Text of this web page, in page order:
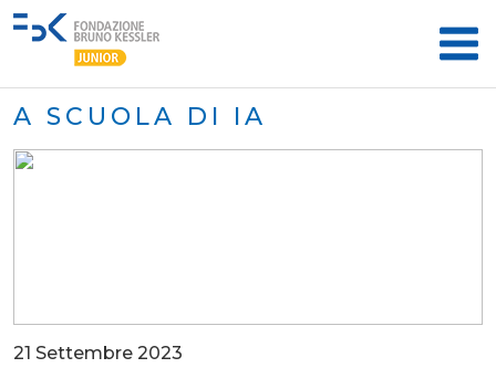
A SCUOLA DI IA
21 Settembre 2023